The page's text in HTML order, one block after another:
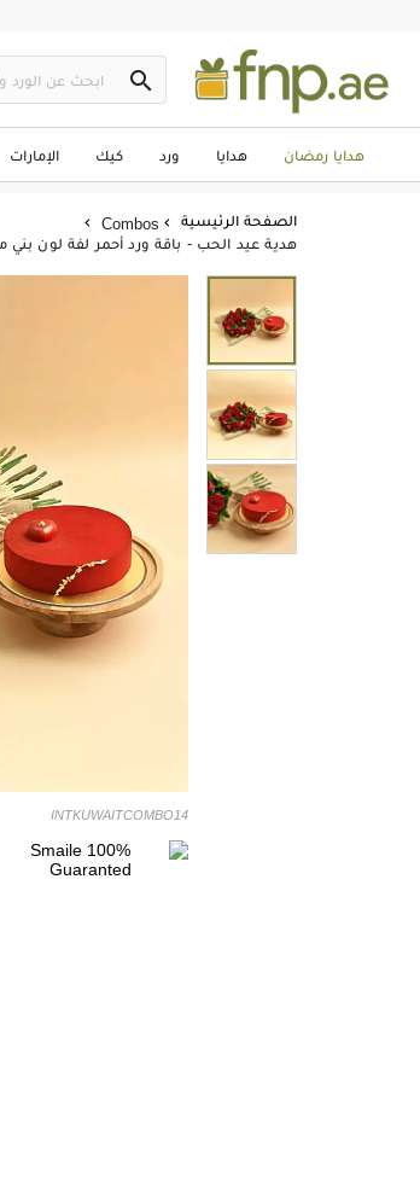

هدايا رمضان هدايا ورد كيك الإمارات
الصفحة الرئيسية 
Combos

هدية عيد الحب - باقة ورد أحمر لفة لون
INTKUWAITCOMBO14